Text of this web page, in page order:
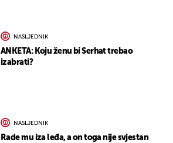
NASLJEDNIK
ANKETA: Koju ženu bi Serhat trebao
izabrati?
NASLJEDNIK
Rade mu iza leđa, a on toga nije svjestan